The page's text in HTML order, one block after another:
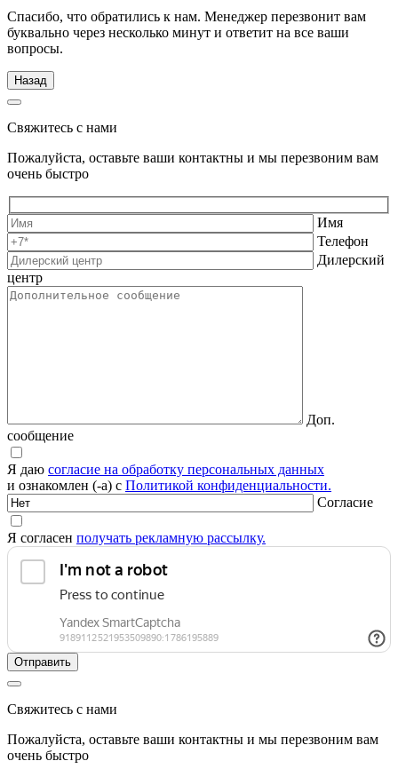
Спасибо, что обратились к нам. Менеджер перезвонит вам
буквально через несколько минут и ответит на все ваши
вопросы.
Назад
Свяжитесь с нами
Пожалуйста, оставьте ваши контактны и мы перезвоним вам
очень быстро
Имя
Телефон
Дилерский
центр
Доп.
сообщение
Я даю согласие на обработку персональных данных
и ознакомлен (-а) с Политикой конфиденциальности.
Согласие
Я согласен получать рекламную рассылку.
Свяжитесь с нами
Пожалуйста, оставьте ваши контактны и мы перезвоним вам
очень быстро